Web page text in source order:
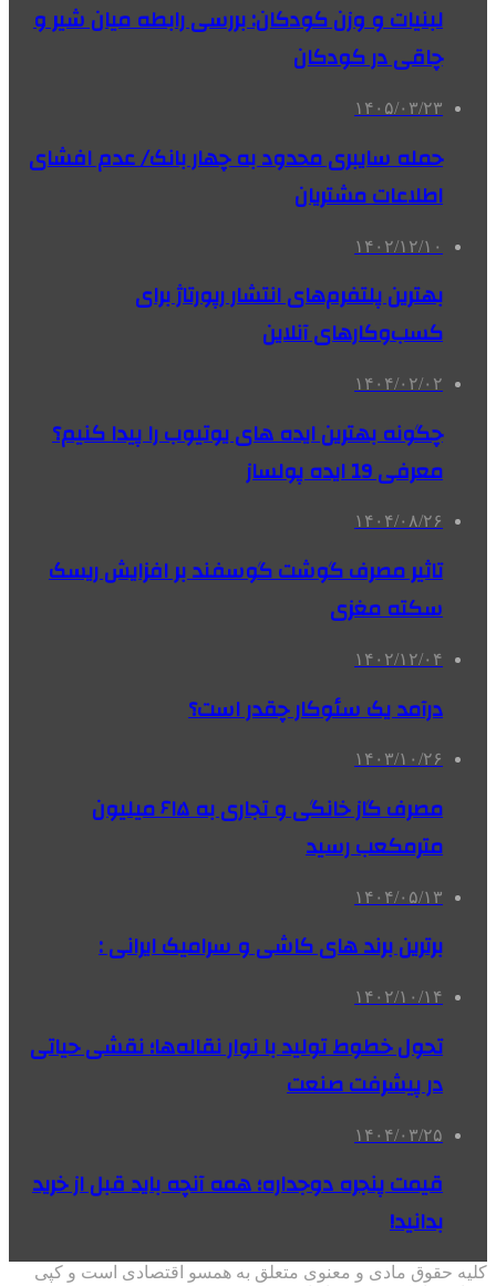
لبنیات و وزن کودکان: بررسی رابطه میان شیر و
چاقی در کودکان
۱۴۰۵/۰۳/۲۳
حمله سایبری محدود به چهار بانک/ عدم افشای
اطلاعات مشتریان
۱۴۰۲/۱۲/۱۰
بهترین پلتفرم‌های انتشار رپورتاژ برای
کسب‌وکارهای آنلاین
۱۴۰۴/۰۲/۰۲
چگونه بهترین ایده های یوتیوب را پیدا کنیم؟
معرفی 19 ایده پولساز
۱۴۰۴/۰۸/۲۶
تاثیر مصرف گوشت گوسفند بر افزایش ریسک
سکته مغزی
۱۴۰۲/۱۲/۰۴
درآمد یک سئوکار چقدر است؟
۱۴۰۳/۱۰/۲۶
مصرف گاز خانگی و تجاری به ۶۱۵ میلیون
مترمکعب رسید
۱۴۰۴/۰۵/۱۳
برترین برند های کاشی و سرامیک ایرانی :
۱۴۰۲/۱۰/۱۴
تحول خطوط تولید با نوار نقاله‌ها؛ نقشی حیاتی
در پیشرفت صنعت
۱۴۰۴/۰۳/۲۵
قیمت پنجره دوجداره؛ همه آنچه باید قبل از خرید
بدانید!
کلیه حقوق مادی و معنوی متعلق به همسو اقتصادی است و کپی